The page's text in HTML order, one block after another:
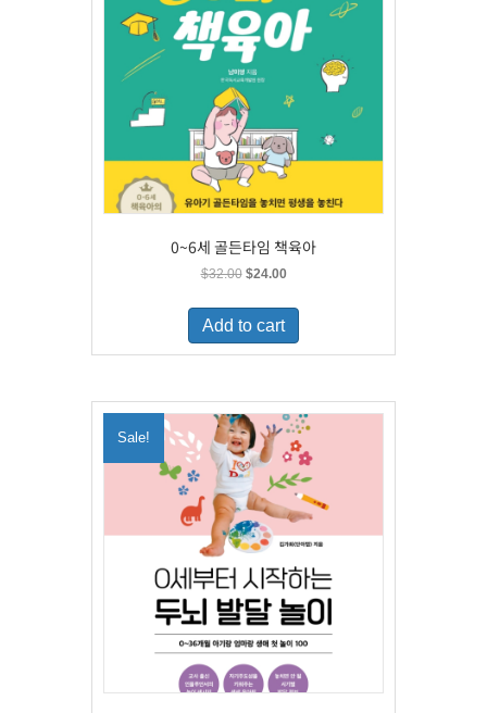
0~6세 골든타임 책육아
$32.00 Original
was:
$32.00.
$24.00Current
is:
$24.00.
Add to cart
Sale!